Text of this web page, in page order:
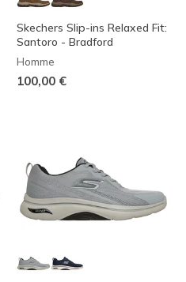
Skechers Slip-ins Relaxed Fit:
Santoro - Bradford
Homme
100,00 €